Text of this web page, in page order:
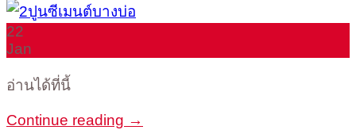
22
Jan
อ่านได้ที่นี้
Continue reading →